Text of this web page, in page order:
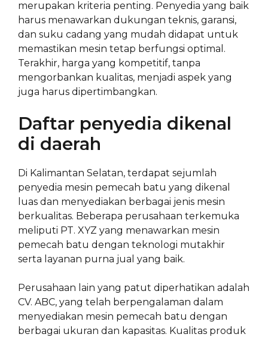
merupakan kriteria penting. Penyedia yang baik
harus menawarkan dukungan teknis, garansi,
dan suku cadang yang mudah didapat untuk
memastikan mesin tetap berfungsi optimal.
Terakhir, harga yang kompetitif, tanpa
mengorbankan kualitas, menjadi aspek yang
juga harus dipertimbangkan.
Daftar penyedia dikenal
di daerah
Di Kalimantan Selatan, terdapat sejumlah
penyedia mesin pemecah batu yang dikenal
luas dan menyediakan berbagai jenis mesin
berkualitas. Beberapa perusahaan terkemuka
meliputi PT. XYZ yang menawarkan mesin
pemecah batu dengan teknologi mutakhir
serta layanan purna jual yang baik.
Perusahaan lain yang patut diperhatikan adalah
CV. ABC, yang telah berpengalaman dalam
menyediakan mesin pemecah batu dengan
berbagai ukuran dan kapasitas. Kualitas produk